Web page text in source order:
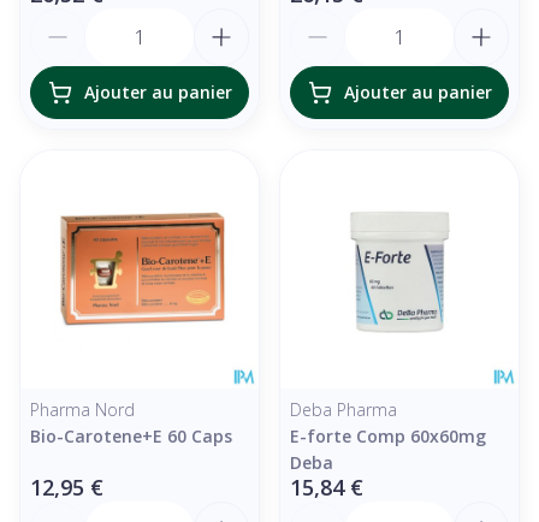
Ajouter au panier Ajouter au panier
Pharma Nord
Bio-Carotene+E 60 Caps
12,95 €
Deba Pharma
E-forte Comp 60x60mg
Deba
15,84 €